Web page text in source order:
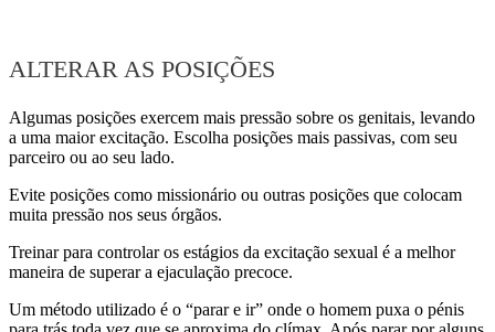
ALTERAR AS POSIÇÕES
Algumas posições exercem mais pressão sobre os genitais, levando
a uma maior excitação. Escolha posições mais passivas, com seu
parceiro ou ao seu lado.
Evite posições como missionário ou outras posições que colocam
muita pressão nos seus órgãos.
Treinar para controlar os estágios da excitação sexual é a melhor
maneira de superar a ejaculação precoce.
Um método utilizado é o “parar e ir” onde o homem puxa o pénis